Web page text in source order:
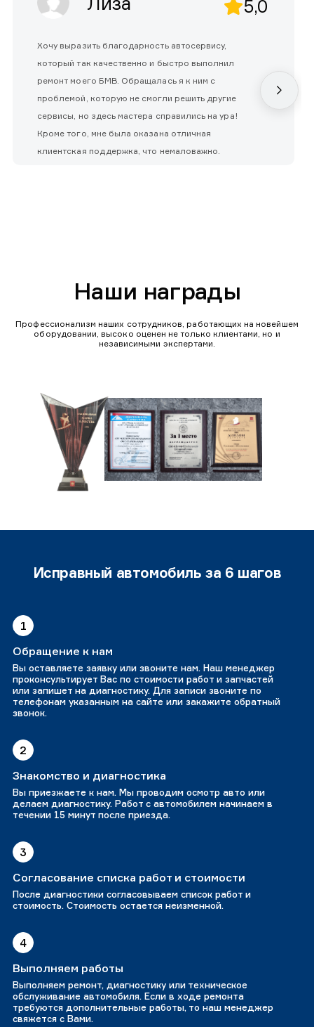
5,0
Хочу выразить благодарность автосервису,
который так качественно и быстро выполнил
ремонт моего БМВ. Обращалась я к ним с
проблемой, которую не смогли решить другие
сервисы, но здесь мастера справились на ура!
Кроме того, мне была оказана отличная
клиентская поддержка, что немаловажно.
Наши награды
Профессионализм наших сотрудников, работающих на новейшем
оборудовании, высоко оценен не только клиентами, но и
независимыми экспертами.
Исправный автомобиль за 6 шагов
1
Обращение к нам
Вы оставляете заявку или звоните нам. Наш менеджер
проконсультирует Вас по стоимости работ и запчастей
или запишет на диагностику. Для записи звоните по
телефонам указанным на сайте или закажите обратный
звонок.
2
Знакомство и диагностика
Вы приезжаете к нам. Мы проводим осмотр авто или
делаем диагностику. Работ с автомобилем начинаем в
течении 15 минут после приезда.
3
Согласование списка работ и стоимости
После диагностики согласовываем список работ и
стоимость. Стоимость остается неизменной.
4
Выполняем работы
Выполняем ремонт, диагностику или техническое
обслуживание автомобиля. Если в ходе ремонта
требуются дополнительные работы, то наш менеджер
свяжется с Вами.